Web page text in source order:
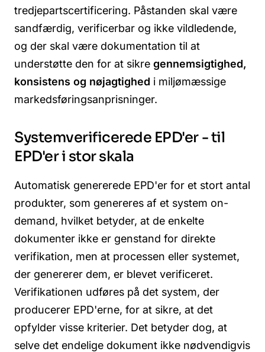
tredjepartscertificering. Påstanden skal være
sandfærdig, verificerbar og ikke vildledende,
og der skal være dokumentation til at
understøtte den for at sikre gennemsigtighed,
konsistens og nøjagtighed i miljømæssige
markedsføringsanprisninger.
Systemverificerede EPD'er - til
EPD'er i stor skala
Automatisk genererede EPD'er for et stort antal
produkter, som genereres af et system on-
demand, hvilket betyder, at de enkelte
dokumenter ikke er genstand for direkte
verifikation, men at processen eller systemet,
der genererer dem, er blevet verificeret.
Verifikationen udføres på det system, der
producerer EPD'erne, for at sikre, at det
opfylder visse kriterier. Det betyder dog, at
selve det endelige dokument ikke nødvendigvis